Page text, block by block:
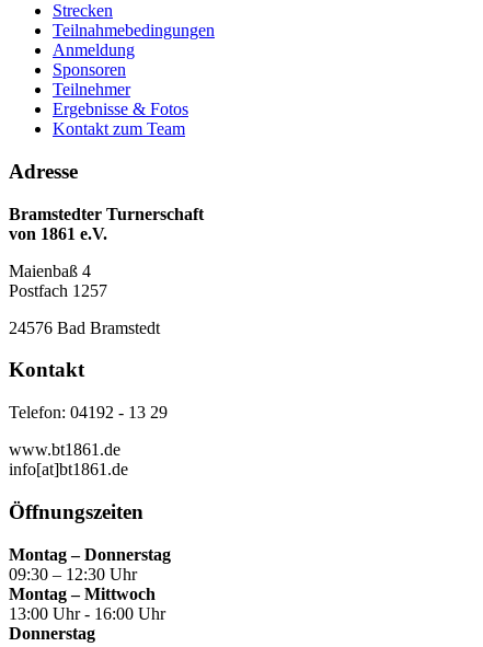
Strecken
Teilnahmebedingungen
Anmeldung
Sponsoren
Teilnehmer
Ergebnisse & Fotos
Kontakt zum Team
Adresse
Bramstedter Turnerschaft
von 1861 e.V.
Maienbaß 4
Postfach 1257
24576 Bad Bramstedt
Kontakt
Telefon: 04192 - 13 29
www.bt1861.de
info[at]bt1861.de
Öffnungszeiten
Montag – Donnerstag
09:30 – 12:30 Uhr
Montag – Mittwoch
13:00 Uhr - 16:00 Uhr
Donnerstag